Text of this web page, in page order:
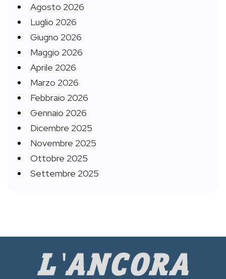
Agosto 2026
Luglio 2026
Giugno 2026
Maggio 2026
Aprile 2026
Marzo 2026
Febbraio 2026
Gennaio 2026
Dicembre 2025
Novembre 2025
Ottobre 2025
Settembre 2025